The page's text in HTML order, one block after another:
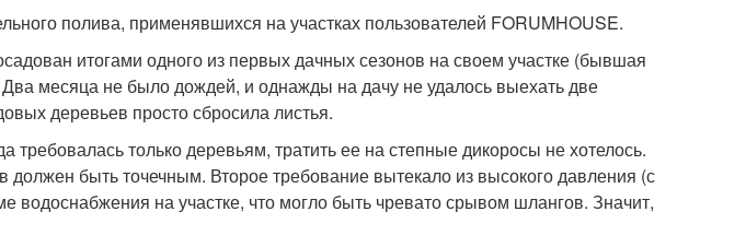
полива, применявшихся на участках пользователей FORUMHOUSE.
итогами одного из первых дачных сезонов на своем участке (бывшая
месяца не было дождей, и однажды на дачу не удалось выехать две
деревьев просто сбросила листья.
требовалась только деревьям, тратить ее на степные дикоросы не хотелось.
быть точечным. Второе требование вытекало из высокого давления (с
водоснабжения на участке, что могло быть чревато срывом шлангов. Значит,